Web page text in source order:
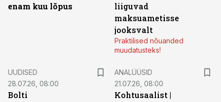
enam kuu lõpus
liiguvad
maksuametisse
jooksvalt
Praktilised nõuanded
muudatusteks!
UUDISED
28.07.26, 08:00
Bolti
ANALÜÜSID
21.07.26, 08:00
Kohtusaalist |